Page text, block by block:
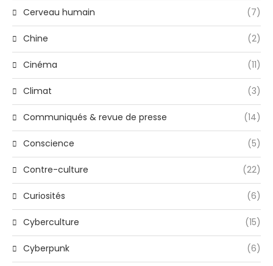
Cerveau humain (7)
Chine (2)
Cinéma (11)
Climat (3)
Communiqués & revue de presse (14)
Conscience (5)
Contre-culture (22)
Curiosités (6)
Cyberculture (15)
Cyberpunk (6)